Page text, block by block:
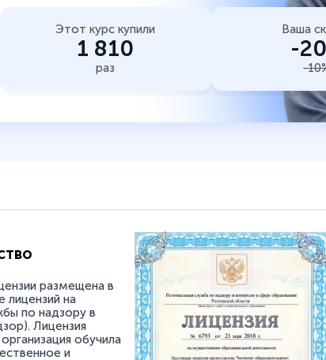
Этот курс купили
1 810
раз
Ваша
-
-
размещена в
на
по надзору в
Лицензия
обучила
и